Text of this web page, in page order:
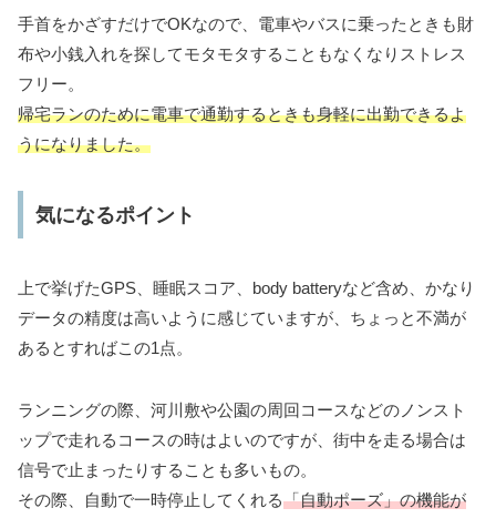
手首をかざすだけでOKなので、電車やバスに乗ったときも財
布や小銭入れを探してモタモタすることもなくなりストレス
フリー。
帰宅ランのために電車で通勤するときも身軽に出勤できるよ
うになりました。
気になるポイント
上で挙げたGPS、睡眠スコア、body batteryなど含め、かなり
データの精度は高いように感じていますが、ちょっと不満が
あるとすればこの1点。
ランニングの際、河川敷や公園の周回コースなどのノンスト
ップで走れるコースの時はよいのですが、街中を走る場合は
信号で止まったりすることも多いもの。
その際、自動で一時停止してくれる「自動ポーズ」の機能が